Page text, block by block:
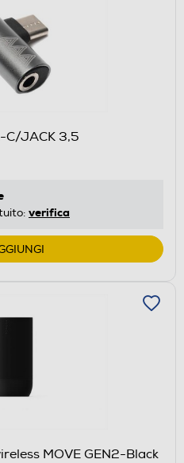
C/JACK 3,5
verifica
MOVE GEN2-Black